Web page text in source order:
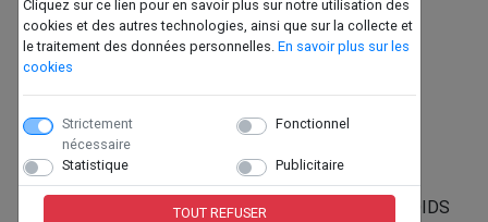
Cliquez sur ce lien pour en savoir plus sur notre utilisation des
cookies et des autres technologies, ainsi que sur la collecte et
le traitement des données personnelles. En savoir plus sur les
cookies
Strictement
nécessaire
Fonctionnel
Statistique Publicitaire
TOUT REFUSER
Previous
Présentation
POELE A GRANULES MIDA ET MIDA X UP, 8KG, POIDS